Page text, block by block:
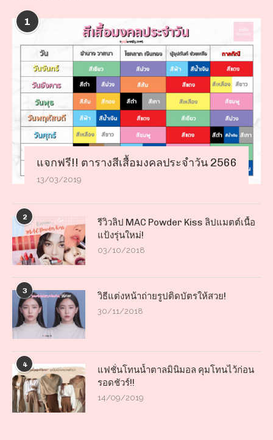
1
แจกฟรี!! ตารางสีเสื้อมงคลประจำวัน 2566
13/03/2019
2
รีวิวลิป MAC Powder Kiss ลิปแมตต์เนื้อ
แป้งรุ่นใหม่!
03/10/2018
3 วิธีแต่งหน้าถ่ายรูปติดบัตรให้สวย!
30/11/2018
4
แฟชั่นโทนน้ำตาลมินิมอล คุมโทนไว้ก่อน
รอดชัวร์!!
14/09/2019